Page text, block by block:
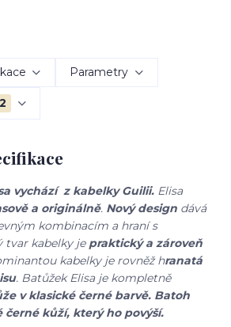
Parametry
2
vychází z kabelky Guilii. Elisa
a originálně. Nový design dává
kombinacím a hraní s
tvar kabelky je praktický a zároveň
kabelky je rovněž hranatá
. Batůžek Elisa je kompletně
v klasické černé barvě. Batoh
černé kůží, který ho povýší.